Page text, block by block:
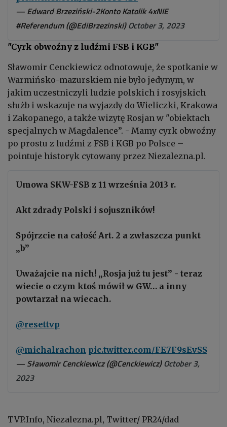
— Edward Brzeziński-2Konto Katolik 4xNIE
#Referendum (@EdiBrzezinski) October 3, 2023
"Cyrk obwoźny z ludźmi FSB i KGB"
Sławomir Cenckiewicz odnotowuje, że spotkanie w
Warmińsko-mazurskiem nie było jedynym, w
jakim uczestniczyli ludzie polskich i rosyjskich
służb i wskazuje na wyjazdy do Wieliczki, Krakowa
i Zakopanego, a także wizytę Rosjan w "obiektach
specjalnych w Magdalence”. - Mamy cyrk obwoźny
po prostu z ludźmi z FSB i KGB po Polsce –
pointuje historyk cytowany przez Niezalezna.pl.
Umowa SKW-FSB z 11 września 2013 r.
Akt zdrady Polski i sojuszników!
Spójrzcie na całość Art. 2 a zwłaszcza punkt
„b”
Uważajcie na nich! „Rosja już tu jest” - teraz
wiecie o czym ktoś mówił w GW… a inny
powtarzał na wiecach.
@resettvp
@michalrachon pic.twitter.com/FE7F9sEvSS
— Sławomir Cenckiewicz (@Cenckiewicz) October 3,
2023
TVP.Info, Niezalezna.pl, Twitter/ PR24/dad